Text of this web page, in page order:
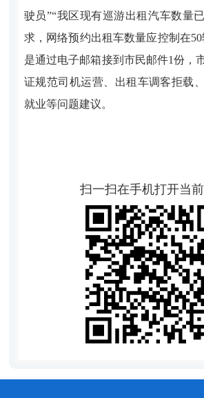
驶员”“我区现有巡游出租汽车数量
求，网络预约出租车数量应控制在
是通过电子邮箱接到市民邮件1份，
证规范司机运营、出租车调客拒载
就业等问题建议。
扫一扫在手机打开当